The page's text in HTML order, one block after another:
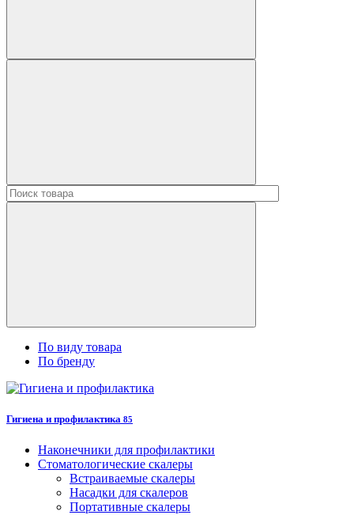
По виду товара
По бренду
Гигиена и профилактика 85
Наконечники для профилактики
Стоматологические скалеры
Встраиваемые скалеры
Насадки для скалеров
Портативные скалеры